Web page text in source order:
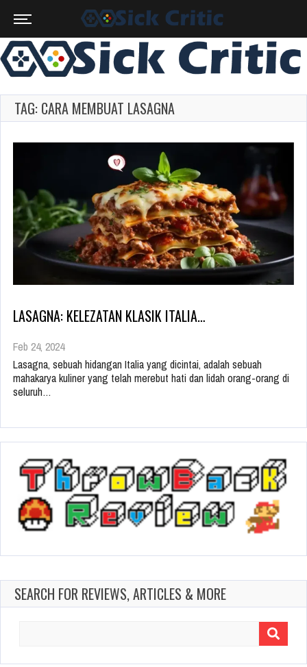
TAG: CARA MEMBUAT LASAGNA
LASAGNA: KELEZATAN KLASIK ITALIA…
Feb 24, 2024
Lasagna, sebuah hidangan Italia yang dicintai, adalah sebuah
mahakarya kuliner yang telah merebut hati dan lidah orang-orang di
seluruh…
SEARCH FOR REVIEWS, ARTICLES & MORE